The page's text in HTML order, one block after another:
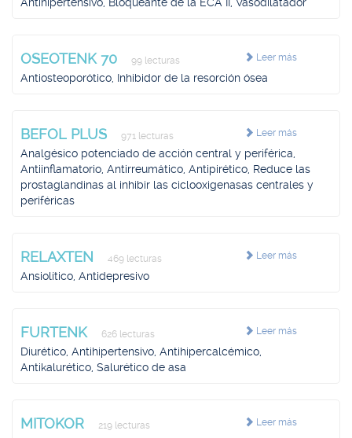
Leer más
OSEOTENK 70 99 lecturas
Antiosteoporótico, Inhibidor de la resorción ósea
Leer más
BEFOL PLUS 971 lecturas
Analgésico potenciado de acción central y periférica,
Antiinflamatorio, Antirreumático, Antipirético, Reduce las
prostaglandinas al inhibir las ciclooxigenasas centrales y
periféricas
Leer más
RELAXTEN 469 lecturas
Ansiolítico, Antidepresivo
Leer más
FURTENK 626 lecturas
Diurético, Antihipertensivo, Antihipercalcémico,
Antikalurético, Salurético de asa
Leer más
MITOKOR 219 lecturas